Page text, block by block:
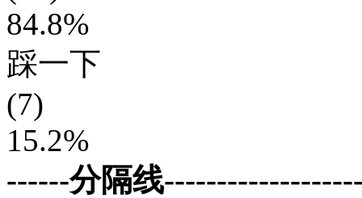
84.8%
踩一下
(7)
15.2%
------分隔线